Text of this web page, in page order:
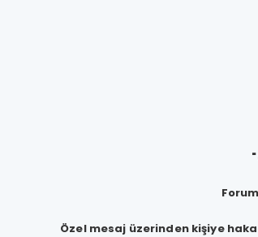
Özel mesaj üzerinden kişiye